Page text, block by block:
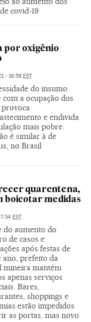
covid-19
por oxigênio
- 16:58 EST
do insumo
com a ocupação dos
e endivida
mais pobre.
é similar à de
no Brasil
quarentena,
boicotar medidas
EST
do aumento do
de casos e
após festas de
ano, prefeito da
mineira mantém
apenas serviços
Bares,
shoppings e
estão impedidos
as portas, mas novo